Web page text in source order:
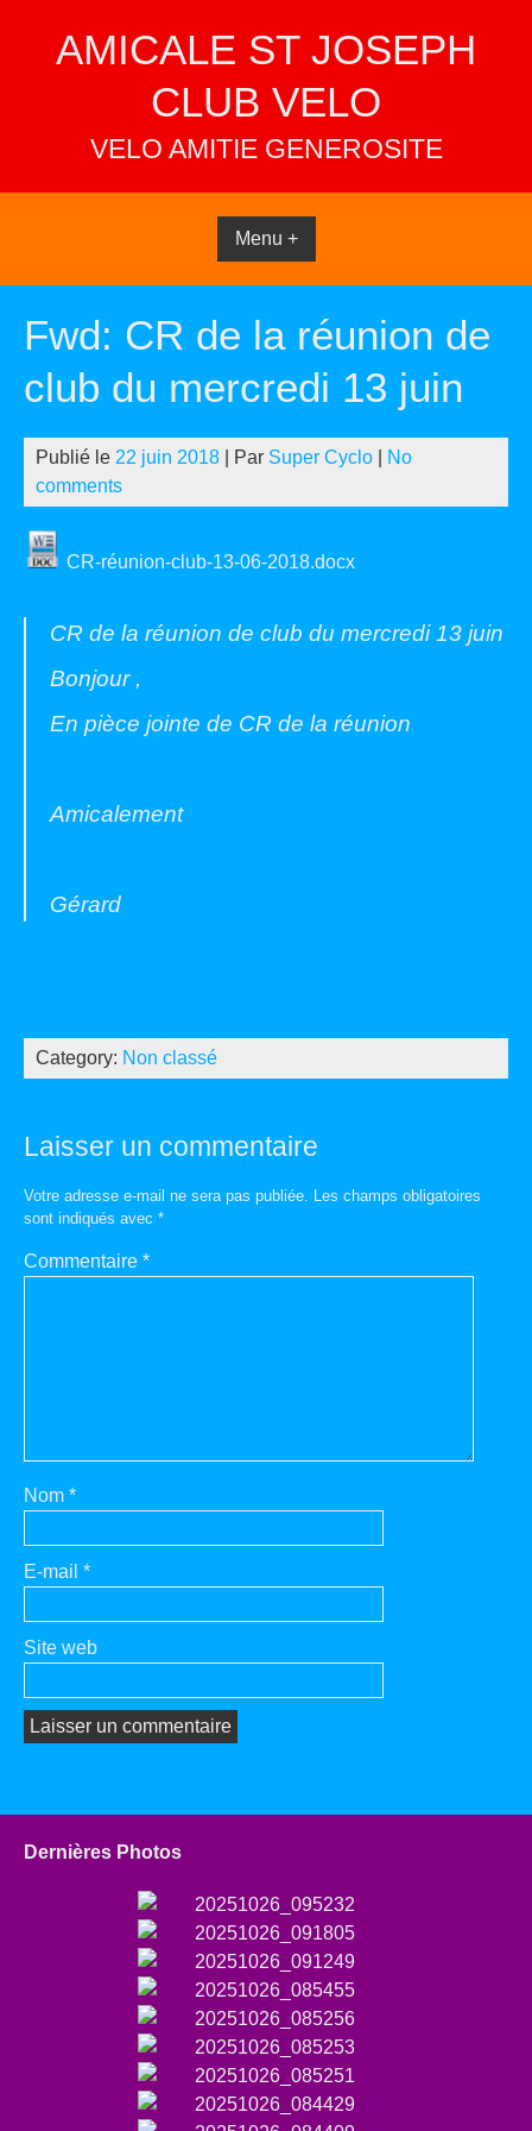
contentAMICALE ST JOSEPH
CLUB VELO
VELO AMITIE GENEROSITE
Menu +
Fwd: CR de la réunion de
club du mercredi 13 juin
Publié le 22 juin 2018 | Par Super Cyclo
No
comments
CR-réunion-club-13-06-2018.docx
CR de la réunion de club du mercredi 13 juin
Bonjour ,
En pièce jointe de CR de la réunion
Amicalement
Gérard
Category: Non classé
Laisser un commentaire
Votre adresse e-mail ne sera pas publiée. Les champs obligatoires
sont indiqués avec *
Commentaire *
Nom *
E-mail *
Site web
Dernières Photos